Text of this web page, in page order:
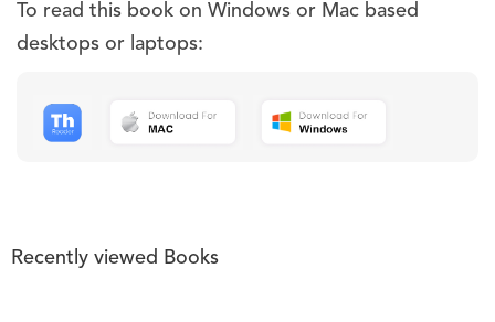
To read this book on Windows or Mac based
desktops or laptops:
Recently viewed Books